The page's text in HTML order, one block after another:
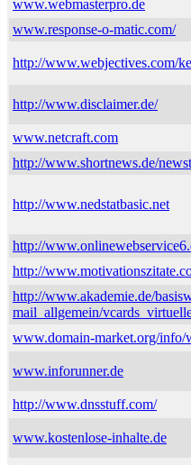
www.webmasterpro.de
www.response-o-matic.com/
http://www.webjectives.com/
http://www.disclaimer.de/
www.netcraft.com
http://www.shortnews.de/
http://www.nedstatbasic.net
http://
http://
http://www.akademie.de/
mail_allgemein/
www.domain-market.org/info/
www.inforunner.de
http://www.dnsstuff.com/
www.kostenlose-inhalte.de